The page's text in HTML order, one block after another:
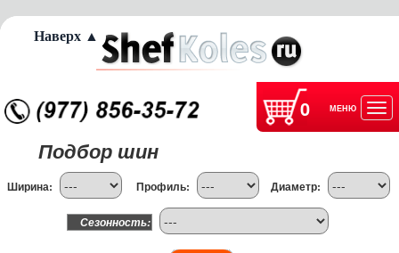
0 МЕНЮ
Подбор шин
Ширина: Профиль: Диаметр:
Сезонность:
Наверх ▲